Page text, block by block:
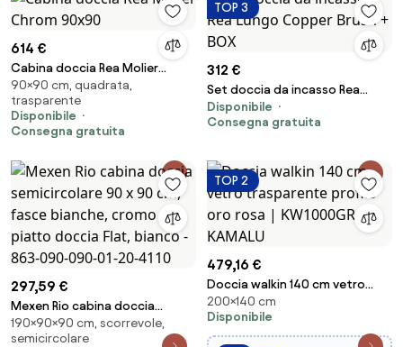
614 €
Cabina doccia Rea Molier
Chrom 90x90
90×90 cm, quadrata,
trasparente
Disponibile
Consegna gratuita
TOP 3
312 €
Set doccia da incasso Rea
Disponibile
Consegna gratuita
297,59 €
Mexen Rio cabina doccia
semicircolare 90 x 90 cm, fasce
bianche, cromo + piatto
190×90×90 cm, scorrevole,
semicircolare
TOP 2
479,16 €
Doccia walkin 140 cm vetro
trasparente profilo oro rosa |
KW1000GR - KAMALU
200×140 cm
Disponibile